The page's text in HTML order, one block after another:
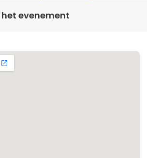
evenement